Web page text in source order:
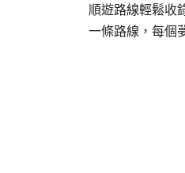
順遊路線輕鬆收
一條路線，每個